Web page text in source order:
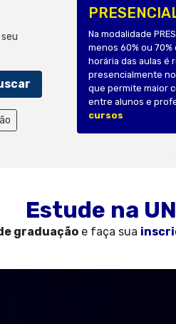
Na modalidade
menos 60% ou 70%
horária das aulas é
presencialmente
que permite maior
entre alunos e
cursos
Estude na
graduação e faça sua